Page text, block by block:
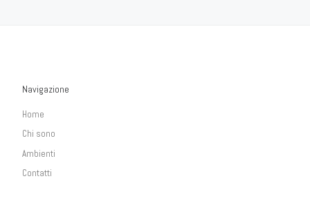
Navigazione
Home
Chi sono
Ambienti
Contatti